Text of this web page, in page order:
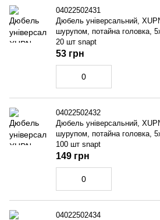
04022502431
Дюбель універсальний,
шурупом, потайна головка,
20 шт snapt
53 грн
04022502432
Дюбель універсальний,
шурупом, потайна головка,
100 шт snapt
149 грн
04022502434